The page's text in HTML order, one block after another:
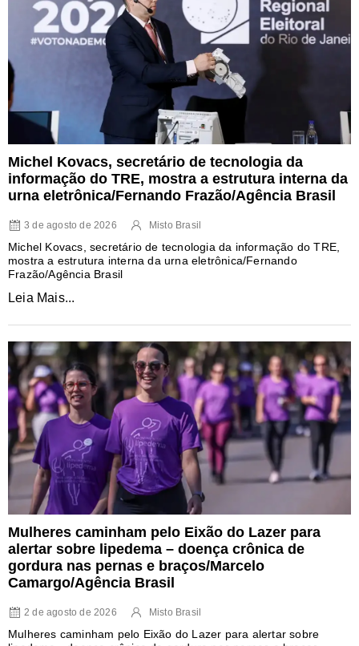
Michel Kovacs, secretário de tecnologia da
informação do TRE, mostra a estrutura interna da
urna eletrônica/Fernando Frazão/Agência Brasil
3 de agosto de 2026 Misto Brasil
Michel Kovacs, secretário de tecnologia da informação do TRE,
mostra a estrutura interna da urna eletrônica/Fernando
Frazão/Agência Brasil
Leia Mais...
Mulheres caminham pelo Eixão do Lazer para
alertar sobre lipedema – doença crônica de
gordura nas pernas e braços/Marcelo
Camargo/Agência Brasil
2 de agosto de 2026 Misto Brasil
Mulheres caminham pelo Eixão do Lazer para alertar sobre